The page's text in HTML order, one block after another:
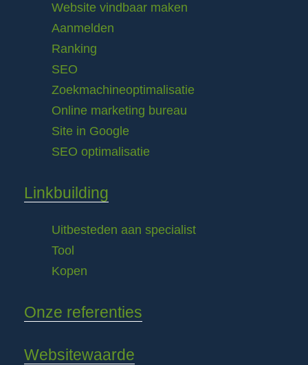
Website vindbaar maken
Aanmelden
Ranking
SEO
Zoekmachineoptimalisatie
Online marketing bureau
Site in Google
SEO optimalisatie
Linkbuilding
Uitbesteden aan specialist
Tool
Kopen
Onze referenties
Websitewaarde